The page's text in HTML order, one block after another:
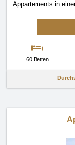
Appartements in
60 Betten